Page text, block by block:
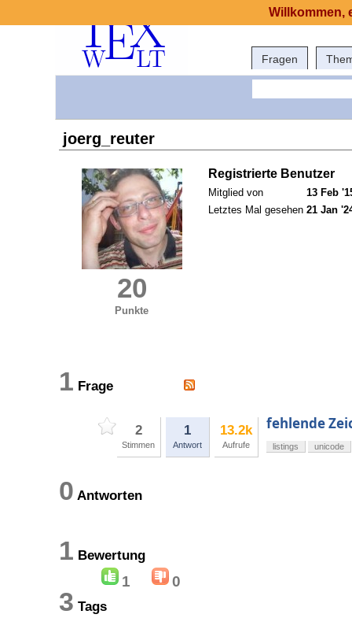
Fragen
joerg_reuter
20
Punkte
Registrierte Benutzer
Mitglied von
13 Feb
Letztes Mal gesehen 21 Jan
1 Frage
2
Stimmen
1
Antwort
13.2k
Aufrufe
fehlende
listings unicode
0 Antworten
1 Bewertung
1 0
3 Tags
Willkommen,